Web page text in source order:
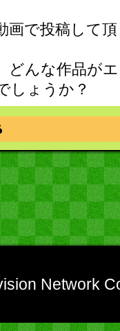
画で投稿して
どんな作品が
しょうか？
Network